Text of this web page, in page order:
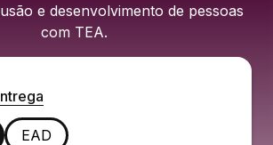
e desenvolvimento de pessoas
com TEA.
EAD